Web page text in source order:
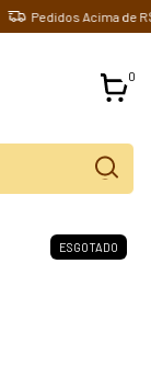
Pedidos Acima de R$
0
ESGOTADO